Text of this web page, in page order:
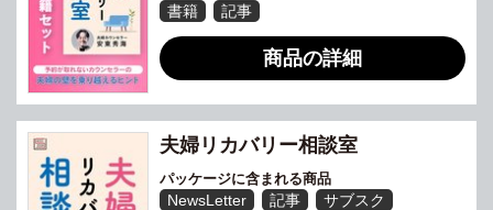
書籍 記事
商品の詳細
夫婦リカバリー相談室
パッケージに含まれる商品
NewsLetter 記事 サブスク